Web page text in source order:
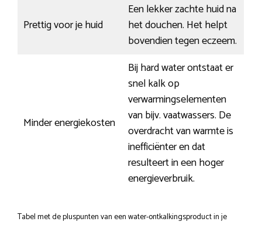
Prettig voor je huid
Een lekker zachte huid na
het douchen. Het helpt
bovendien tegen eczeem.
Minder energiekosten
Bij hard water ontstaat er
snel kalk op
verwarmingselementen
van bijv. vaatwassers. De
overdracht van warmte is
inefficiënter en dat
resulteert in een hoger
energieverbruik.
Tabel met de pluspunten van een water-ontkalkingsproduct in je